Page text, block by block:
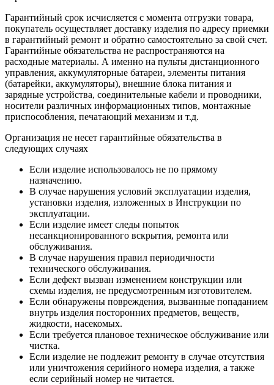
Гарантийный срок исчисляется с момента отгрузки товара,
покупатель осуществляет доставку изделия по адресу приемки
в гарантийный ремонт и обратно самостоятельно за свой счет.
Гарантийные обязательства не распространяются на
расходные материалы. А именно на пульты дистанционного
управления, аккумуляторные батареи, элементы питания
(батарейки, аккумуляторы), внешние блока питания и
зарядные устройства, соединительные кабели и проводники,
носители различных информационных типов, монтажные
приспособления, печатающий механизм и т.д.
Организация не несет гарантийные обязательства в
следующих случаях
Если изделие использовалось не по прямому
назначению.
В случае нарушения условий эксплуатации изделия,
установки изделия, изложенных в Инструкции по
эксплуатации.
Если изделие имеет следы попыток
несанкционированного вскрытия, ремонта или
обслуживания.
В случае нарушения правил периодичности
технического обслуживания.
Если дефект вызван изменением конструкции или
схемы изделия, не предусмотренным изготовителем.
Если обнаружены повреждения, вызванные попаданием
внутрь изделия посторонних предметов, веществ,
жидкости, насекомых.
Если требуется плановое техническое обслуживание или
чистка.
Если изделие не подлежит ремонту в случае отсутствия
или уничтожения серийного номера изделия, а также
если серийный номер не читается.